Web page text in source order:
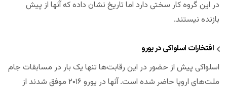
در این گروه کار سختی دارد اما تاریخ نشان داده که آنها از پیش
بازنده نیستند.
افتخارات اسلواکی در یورو
اسلواکی پیش از حضور در این رقابت‌ها تنها یک بار در مسابقات جام
ملت‌های اروپا حاضر شده است. آنها در یورو ۲۰۱۶ موفق شدند از